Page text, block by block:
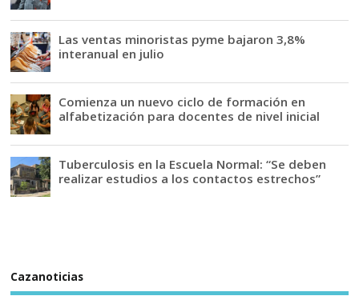
Las ventas minoristas pyme bajaron 3,8%
interanual en julio
Comienza un nuevo ciclo de formación en
alfabetización para docentes de nivel inicial
Tuberculosis en la Escuela Normal: “Se deben
realizar estudios a los contactos estrechos”
Cazanoticias